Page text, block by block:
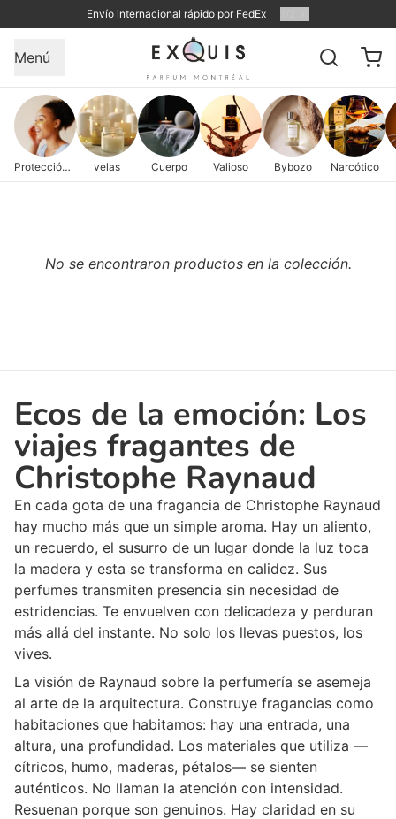
Envío internacional rápido por FedEx
Menú
Protección de la piel velas Cuerpo Valioso Bybozo Narcótico
No se encontraron productos en la colección.
Ecos de la emoción: Los
viajes fragantes de
Christophe Raynaud
En cada gota de una fragancia de Christophe Raynaud
hay mucho más que un simple aroma. Hay un aliento,
un recuerdo, el susurro de un lugar donde la luz toca
la madera y esta se transforma en calidez. Sus
perfumes transmiten presencia sin necesidad de
estridencias. Te envuelven con delicadeza y perduran
más allá del instante. No solo los llevas puestos, los
vives.
La visión de Raynaud sobre la perfumería se asemeja
al arte de la arquitectura. Construye fragancias como
habitaciones que habitamos: hay una entrada, una
altura, una profundidad. Los materiales que utiliza —
cítricos, humo, maderas, pétalos— se sienten
auténticos. No llaman la atención con intensidad.
Resuenan porque son genuinos. Hay claridad en su